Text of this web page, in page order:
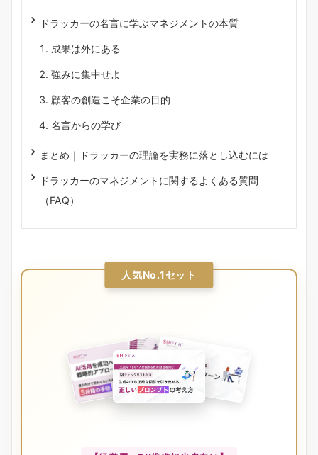
ドラッカーの名言に学ぶマネジメントの本質
成果は外にある
強みに集中せよ
顧客の創造こそ企業の目的
名言からの学び
まとめ｜ドラッカーの理論を実務に落とし込むには
ドラッカーのマネジメントに関するよくある質問
（FAQ）
人気No.1セット